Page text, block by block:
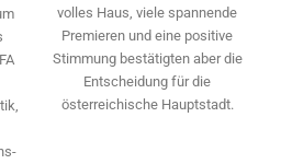
volles Haus, viele spannende
Premieren und eine positive
Stimmung bestätigten aber die
Entscheidung für die
österreichische Hauptstadt.